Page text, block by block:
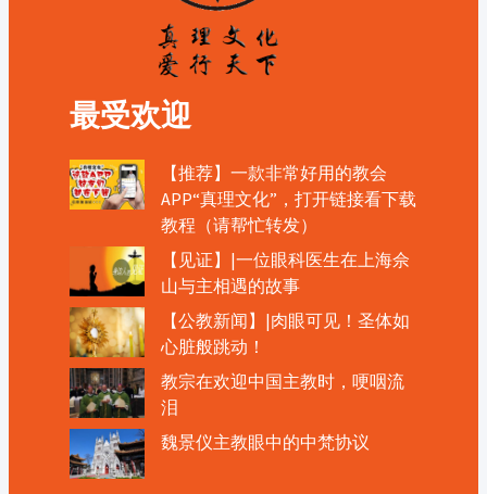
最受欢迎
【推荐】一款非常好用的教会
APP“真理文化”，打开链接看下载
教程（请帮忙转发）
【见证】|一位眼科医生在上海佘
山与主相遇的故事
【公教新闻】|肉眼可见！圣体如
心脏般跳动！
教宗在欢迎中国主教时，哽咽流
泪
魏景仪主教眼中的中梵协议